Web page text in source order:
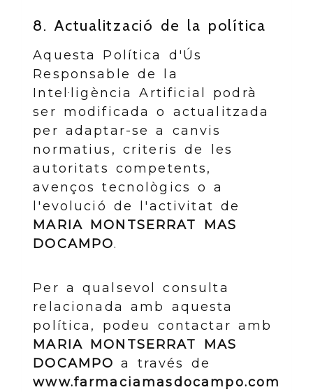
8. Actualització de la política
Aquesta Política d'Ús
Responsable de la
Intel·ligència Artificial podrà
ser modificada o actualitzada
per adaptar-se a canvis
normatius, criteris de les
autoritats competents,
avenços tecnològics o a
l'evolució de l'activitat de
MARIA MONTSERRAT MAS
DOCAMPO.
Per a qualsevol consulta
relacionada amb aquesta
política, podeu contactar amb
MARIA MONTSERRAT MAS
DOCAMPO a través de
www.farmaciamasdocampo.com